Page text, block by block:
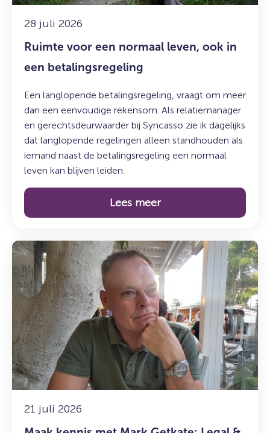
28 juli 2026
Ruimte voor een normaal leven, ook in
een betalingsregeling
Een langlopende betalingsregeling, vraagt om meer
dan een eenvoudige rekensom. Als relatiemanager
en gerechtsdeurwaarder bij Syncasso zie ik dagelijks
dat langlopende regelingen alleen standhouden als
iemand naast de betalingsregeling een normaal
leven kan blijven leiden.
Lees meer
een
betalingsregeling
21 juli 2026
Lees
meer
over:
Maak
kennis
met
Mark
Getkate:
Legal
&
Compliance
Officer